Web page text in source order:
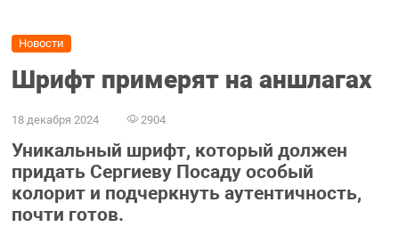
Новости
Шрифт примерят на аншлагах
18 декабря 2024 2904
Уникальный шрифт, который должен
придать Сергиеву Посаду особый
колорит и подчеркнуть аутентичность,
почти готов.